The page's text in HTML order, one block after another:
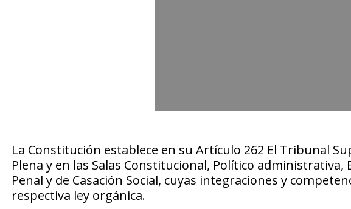
La Constitución establece en su Artículo 262 El Tribunal
Plena y en las Salas Constitucional, Político administrativa,
Penal y de Casación Social, cuyas integraciones y
respectiva ley orgánica.